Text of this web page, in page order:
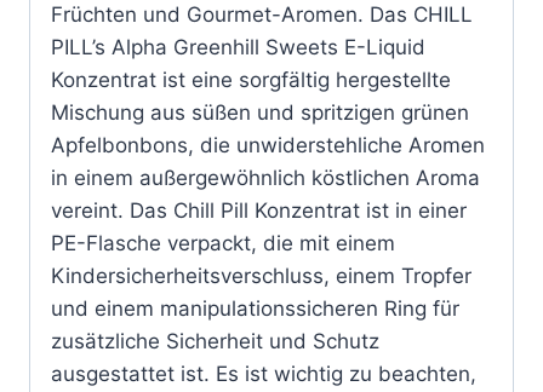
Früchten und Gourmet-Aromen. Das CHILL
PILL’s Alpha Greenhill Sweets E-Liquid
Konzentrat ist eine sorgfältig hergestellte
Mischung aus süßen und spritzigen grünen
Apfelbonbons, die unwiderstehliche Aromen
in einem außergewöhnlich köstlichen Aroma
vereint. Das Chill Pill Konzentrat ist in einer
PE-Flasche verpackt, die mit einem
Kindersicherheitsverschluss, einem Tropfer
und einem manipulationssicheren Ring für
zusätzliche Sicherheit und Schutz
ausgestattet ist. Es ist wichtig zu beachten,